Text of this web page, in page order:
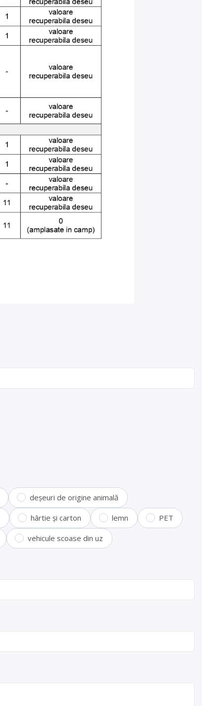
deșeuri de origine animală
hârtie și carton lemn PET
vehicule scoase din uz